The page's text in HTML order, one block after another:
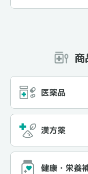
商
医薬品
漢方薬
健康・栄養